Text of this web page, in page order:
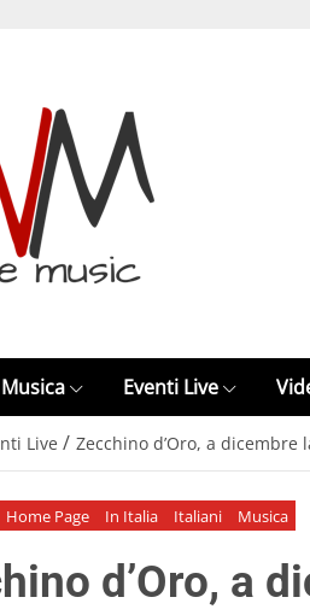
Musica Eventi Live
Live / Zecchino d’Oro, a dicembre
Home Page In Italia Italiani Musica
d’Oro, a